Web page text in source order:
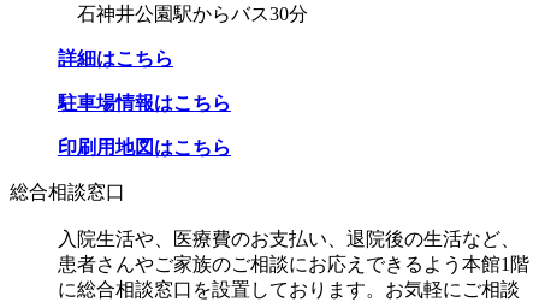
石神井公園駅からバス30分
詳細はこちら
駐車場情報はこちら
印刷用地図はこちら
総合相談窓口
入院生活や、医療費のお支払い、退院後の生活など、
患者さんやご家族のご相談にお応えできるよう本館1階
に総合相談窓口を設置しております。お気軽にご相談